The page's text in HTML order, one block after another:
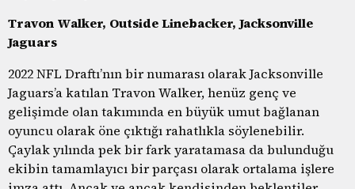
Travon Walker, Outside Linebacker, Jacksonville
Jaguars
2022 NFL Draftı’nın bir numarası olarak Jacksonville
Jaguars’a katılan Travon Walker, henüz genç ve
gelişimde olan takımında en büyük umut bağlanan
oyuncu olarak öne çıktığı rahatlıkla söylenebilir.
Çaylak yılında pek bir fark yaratamasa da bulunduğu
ekibin tamamlayıcı bir parçası olarak ortalama işlere